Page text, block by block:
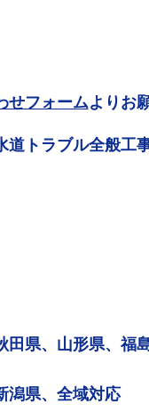
せフォームよりお
道トラブル全般工
田県、山形県、福
潟県、全域対応